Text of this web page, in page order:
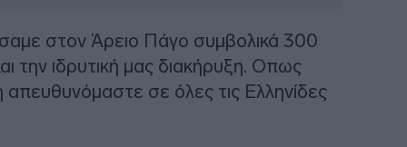
στον Άρειο Πάγο συμβολικά 300
την ιδρυτική μας διακήρυξη. Οπως
απευθυνόμαστε σε όλες τις Ελληνίδες